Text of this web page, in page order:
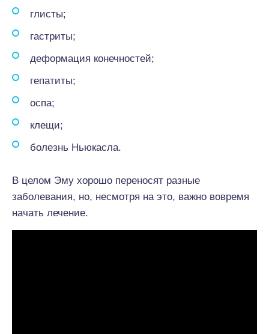
глисты;
гастриты;
деформация конечностей;
гепатиты;
оспа;
клещи;
болезнь Ньюкасла.
В целом Эму хорошо переносят разные
заболевания, но, несмотря на это, важно вовремя
начать лечение.